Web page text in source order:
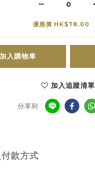
優惠價 HK$78.00
加入購物車
加入追蹤清單
分享到
款方式